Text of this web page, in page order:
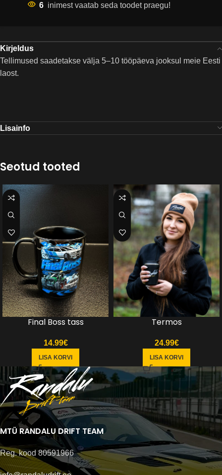
6 inimest vaatab seda toodet praegu!
Kirjeldus
Tellimused saadetakse välja 5–10 tööpäeva jooksul meie Eesti
laost.
Lisainfo
Seotud tooted
Final Boss tass
14.99€
LISA KORVI
Termos
24.99€
LISA KORVI
MTÜ RANDALU DRIFT TEAM
Reg. kood 80591966